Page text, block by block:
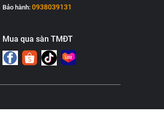
Bảo hành:0938039131
Mua qua sàn TMĐT